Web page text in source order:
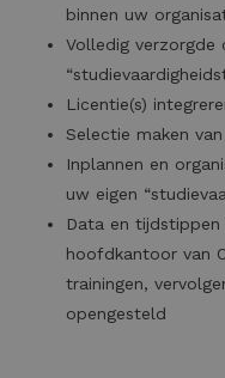
binnen uw
Volledig
Licentie(s)
Selectie maken
Inplannen en
uw eigen
Data en
hoofdkantoor van
trainingen,
opengesteld